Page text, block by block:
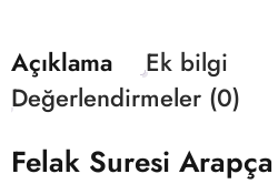
Açıklama
Ek bilgi
Değerlendirmeler (0)
Felak Suresi